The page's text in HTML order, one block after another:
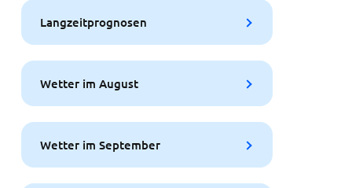
Langzeitprognosen
Wetter im August
Wetter im September